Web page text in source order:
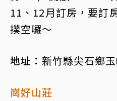
11、12月訂房，要訂
撲空囉～
地址： 新竹縣尖石鄉
崗好山莊